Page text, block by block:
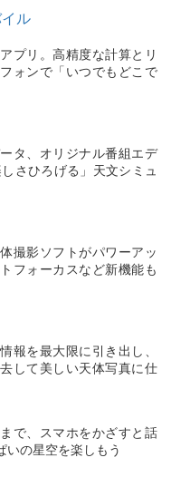
ル
プリ。高精度な計算とリ
ォンで「いつでもどこで
タ、オリジナル番組エデ
さひろげる」天文シミュ
撮影ソフトがパワーアッ
フォーカスなど新機能も
報を最大限に引き出し、
して美しい天体写真に仕
で、スマホをかざすと話
いの星空を楽しもう